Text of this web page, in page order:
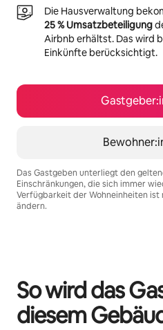
Die Hausverwaltung
25 % Umsatzbeteiligung
Airbnb erhältst. Das wird
Einkünfte berücksichtigt.
Das Gastgeben unterliegt den
Einschränkungen, die sich immer
Verfügbarkeit der Wohneinheiten
ändern.
So wird das
diesem